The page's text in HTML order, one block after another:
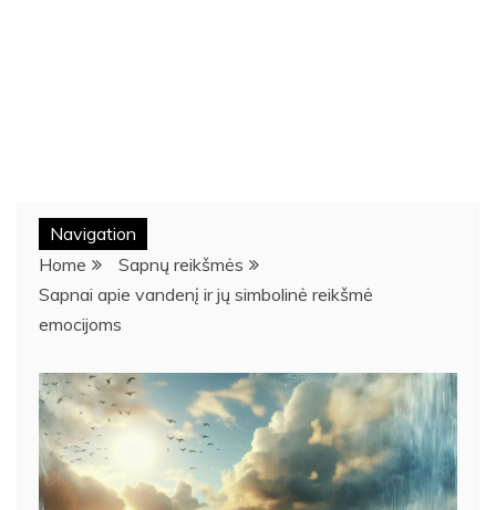
Navigation
Home
Sapnų reikšmės
Sapnai apie vandenį ir jų simbolinė reikšmė
emocijoms